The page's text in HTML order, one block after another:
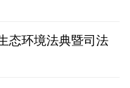
国主义侵略罪行
态环境法典暨司法